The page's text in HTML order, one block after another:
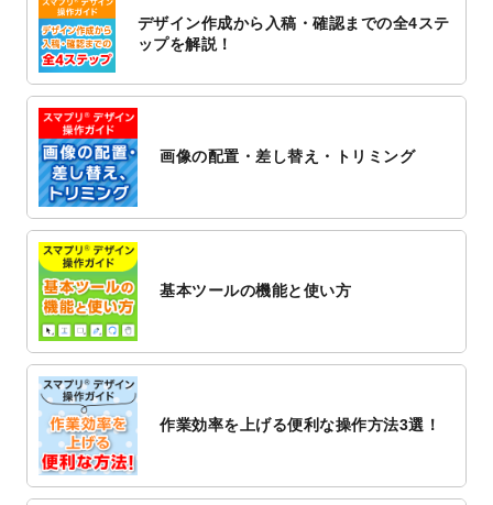
2023/1/5
スタンプカードのデザインテンプレート
追加しました。
2022/12/26
止のお知らせ
2022/12/16
トを公開いたしました。
2022/12/1
2022/11/25
【新商品】封筒が作成できるようになりま
2022/11/25
【新商品】クリアファイルが作成できるよ
2022/11/4
しました。
2022/10/26
レートを追加しました。
2022/10/26
追加しました。
デザイン作成から入稿・確認までの全4ステ
ップを解説！
画像の配置・差し替え・トリミング
基本ツールの機能と使い方
作業効率を上げる便利な操作方法3選！